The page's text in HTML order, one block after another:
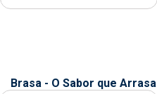
Brasa - O Sabor que Arrasa